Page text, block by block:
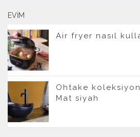
EVIM
Air fryer nasıl
Ohtake
Mat siyah